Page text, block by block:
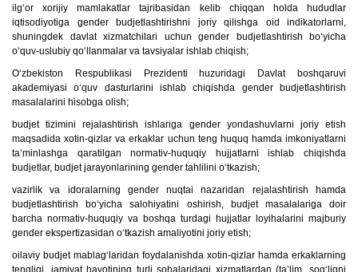
ilg‘or xorijiy mamlakatlar tajribasidan kelib chiqqan holda hududlar
iqtisodiyotiga gender budjetlashtirishni joriy qilishga oid indikatorlarni,
shuningdek davlat xizmatchilari uchun gender budjetlashtirish bo‘yicha
o‘quv-uslubiy qo‘llanmalar va tavsiyalar ishlab chiqish;
O‘zbekiston Respublikasi Prezidenti huzuridagi Davlat boshqaruvi
akademiyasi o‘quv dasturlarini ishlab chiqishda gender budjetlashtirish
masalalarini hisobga olish;
budjet tizimini rejalashtirish ishlariga gender yondashuvlarni joriy etish
maqsadida xotin-qizlar va erkaklar uchun teng huquq hamda imkoniyatlarni
ta’minlashga qaratilgan normativ-huquqiy hujjatlarni ishlab chiqishda
budjetlar, budjet jarayonlarining gender tahlilini o‘tkazish;
vazirlik va idoralarning gender nuqtai nazaridan rejalashtirish hamda
budjetlashtirish bo‘yicha salohiyatini oshirish, budjet masalalariga doir
barcha normativ-huquqiy va boshqa turdagi hujjatlar loyihalarini majburiy
gender ekspertizasidan o‘tkazish amaliyotini joriy etish;
oilaviy budjet mablag‘laridan foydalanishda xotin-qizlar hamda erkaklarning
tengligi, jamiyat hayotining turli sohalaridagi xizmatlardan (ta’lim, sog‘liqni